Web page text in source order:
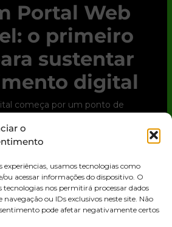
o
experiências, usamos tecnologias como
acessar informações do dispositivo. O
tecnologias nos permitirá processar dados
ou IDs exclusivos neste site. Não
pode afetar negativamente certos
Portal Web
o primeiro
sustentar
digital
começa por um ponto de
quase sempre é o Portal Web.
digital que